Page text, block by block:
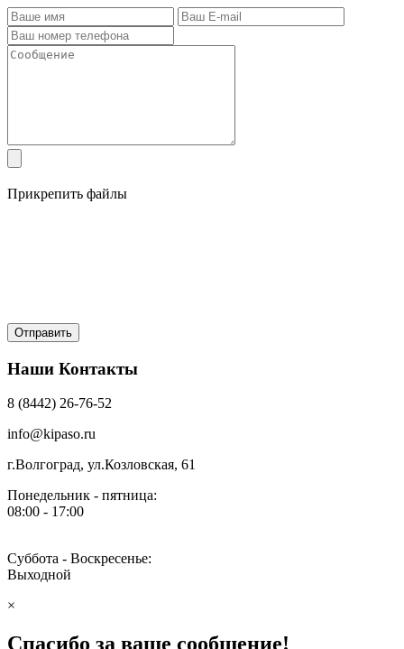
Прикрепить файлы
Наши Контакты
8 (8442) 26-76-52
info@kipaso.ru
г.Волгоград, ул.Козловская, 61
Понедельник - пятница:
08:00 - 17:00
Суббота - Воскресенье:
Выходной
×
Спасибо за ваше сообщение!